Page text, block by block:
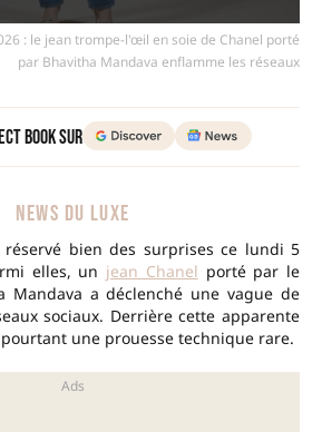
: le jean trompe-l'œil en soie de Chanel porté
par Bhavitha Mandava enflamme les réseaux
Book sur
NEWS DU LUXE
réservé bien des surprises ce lundi 5
elles, un jean Chanel porté par le
Mandava a déclenché une vague de
sociaux. Derrière cette apparente
une prouesse technique rare.